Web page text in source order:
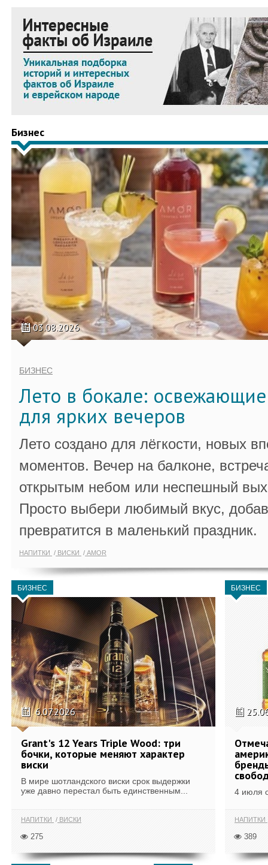
Бизнес
03.08.2026
БИЗНЕС
Лето в бокале:
для ярких вечеров
Лето создано для лёгкости, новых
моментов. Вечер на балконе,
открытым небом или неспешный
Просто выбери любимый вкус,
превратится в маленький праздник.
НАПИТКИ ВИСКИ AMOR
БИЗНЕС
6.07.2026
Grant's 12 Years Triple Wood: три
бочки, которые меняют характер
виски
В мире шотландского виски срок выдержки
уже давно перестал быть единственным...
НАПИТКИ ВИСКИ
275
БИЗНЕС
4 июля
НАПИТКИ
389